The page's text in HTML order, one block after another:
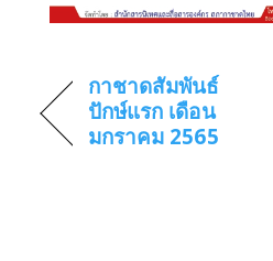
กาชาดสัมพันธ์
ปักษ์แรก เดือน
มกราคม 2565